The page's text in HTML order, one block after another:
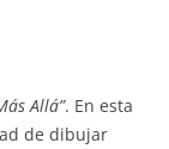
Allá”. En esta
de dibujar